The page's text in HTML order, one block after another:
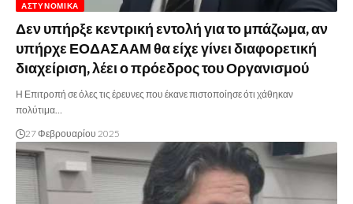
ΑΣΤΥΝΟΜΙΚΆ
Δεν υπήρξε κεντρική εντολή για το μπάζωμα, αν
υπήρχε ΕΟΔΑΣΑΑΜ θα είχε γίνει διαφορετική
διαχείριση, λέει ο πρόεδρος του Οργανισμού
Η Επιτροπή σε όλες τις έρευνες που έκανε πιστοποίησε ότι χάθηκαν
πολύτιμα…
27 Φεβρουαρίου 2025